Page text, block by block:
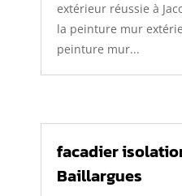
extérieur réussie à
la peinture mur
peinture mur...
facadier
Baillargues